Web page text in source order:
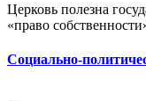
Церковь полезна
«право
Социально-